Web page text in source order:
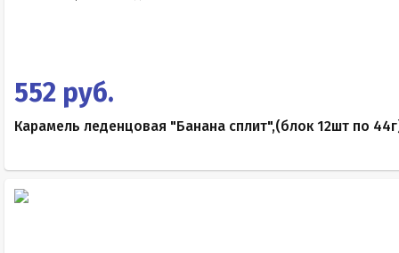
552 руб.
Карамель леденцовая "Банана сплит",(блок 12шт по